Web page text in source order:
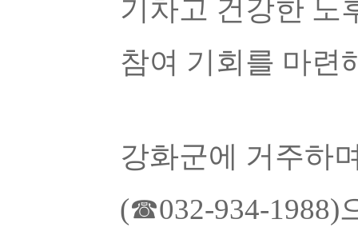
기차고 건강한 노
참여 기회를 마련
강화군에 거주하
(☎032-934-1988)